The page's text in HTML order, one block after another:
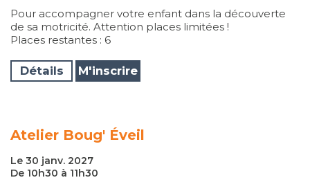
Pour accompagner votre enfant dans la découverte
de sa motricité. Attention places limitées !
Places restantes : 6
Détails M'inscrire
Atelier Boug' Éveil
Le 30 janv. 2027
De 10h30 à 11h30